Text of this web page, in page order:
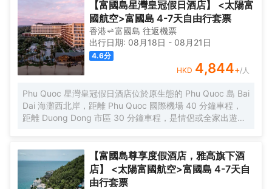
【富國島星灣皇冠假日酒店】 <太陽富
國航空>富國島 4-7天自由行套票
香港 富國島 往返機票
出行日期: 08月18日 - 08月21日
4.6分
HKD 4,844+/人
Phu Quoc 星灣皇冠假日酒店位於原生態的 Phu Quoc 島 Bai
Dai 海灘西北岸，距離 Phu Quoc 國際機場 40 分鐘車程，
距離 Duong Dong 市區 30 分鐘車程，是情侶或全家出遊的
的聚會和活動設施.
【富國島尊享度假酒店，雅高旗下酒
店】 <太陽富國航空>富國島 4-7天自
由行套票